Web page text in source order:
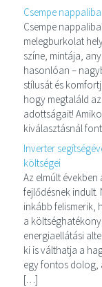
Csempe
Csempe
melegburkolat
színe, mintája,
hasonlóan –
stílusát és
hogy megtaláld
adottságait!
kiválasztásnál
Inverter
költségei
Az elmúlt
fejlődésnek indult.
inkább felismerik,
a
energiaellátási
ki is válthatja a
egy fontos dolog,
[…]